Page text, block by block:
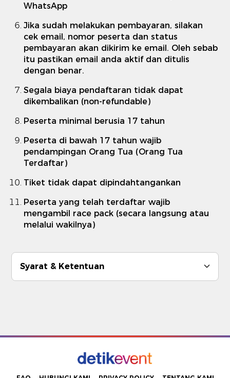
WhatsApp
Jika sudah melakukan pembayaran, silakan
cek email, nomor peserta dan status
pembayaran akan dikirim ke email. Oleh sebab
itu pastikan email anda aktif dan ditulis
dengan benar.
Segala biaya pendaftaran tidak dapat
dikembalikan (non-refundable)
Peserta minimal berusia 17 tahun
Peserta di bawah 17 tahun wajib
pendampingan Orang Tua (Orang Tua
Terdaftar)
Tiket tidak dapat dipindahtangankan
Peserta yang telah terdaftar wajib
mengambil race pack (secara langsung atau
melalui wakilnya)
Syarat & Ketentuan